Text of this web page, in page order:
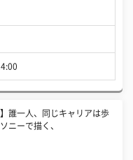
】誰一人、同じキャリアは歩
ニーで描く、